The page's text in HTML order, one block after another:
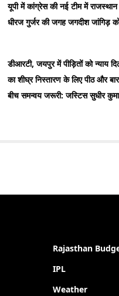
यूपी में कांग्रेस की नई टीम में
धीरज गुर्जर की जगह जगदीश जांगिड़ को
डीआरटी, जयपुर में पीड़ितों को न्याय
का शीघ्र निस्तारण के लिए पीठ और
बीच समन्वय जरूरी: जस्टिस सुधीर
Rajasthan
IPL
Weather